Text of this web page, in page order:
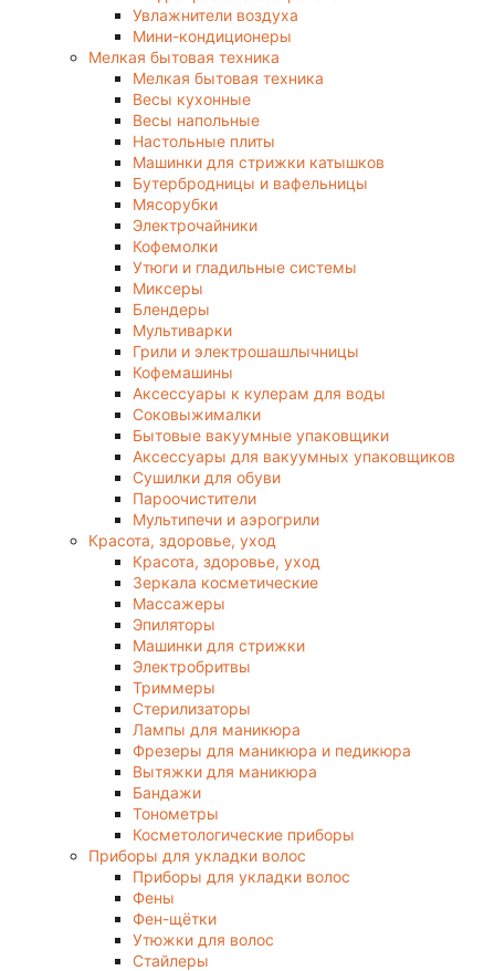
Увлажнители воздуха
Мини-кондиционеры
Мелкая бытовая техника
Мелкая бытовая техника
Весы кухонные
Весы напольные
Настольные плиты
Машинки для стрижки катышков
Бутербродницы и вафельницы
Мясорубки
Электрочайники
Кофемолки
Утюги и гладильные системы
Миксеры
Блендеры
Мультиварки
Грили и электрошашлычницы
Кофемашины
Аксессуары к кулерам для воды
Соковыжималки
Бытовые вакуумные упаковщики
Аксессуары для вакуумных упаковщиков
Сушилки для обуви
Пароочистители
Мультипечи и аэрогрили
Красота, здоровье, уход
Красота, здоровье, уход
Зеркала косметические
Массажеры
Эпиляторы
Машинки для стрижки
Электробритвы
Триммеры
Стерилизаторы
Лампы для маникюра
Фрезеры для маникюра и педикюра
Вытяжки для маникюра
Бандажи
Тонометры
Косметологические приборы
Приборы для укладки волос
Приборы для укладки волос
Фены
Фен-щётки
Утюжки для волос
Стайлеры